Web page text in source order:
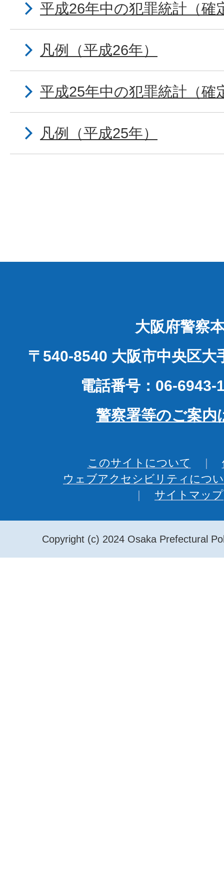
平成26年中の犯罪統計（確
凡例（平成26年）
平成25年中の犯罪統計（確
凡例（平成25年）
大阪府警察
〒540-8540 大阪市中央区大
電話番号：06-6943-
警察署等のご案内
このサイトについて
ウェブアクセシビリティにつ
サイトマップ
Copyright (c) 2024 Osaka Prefectural